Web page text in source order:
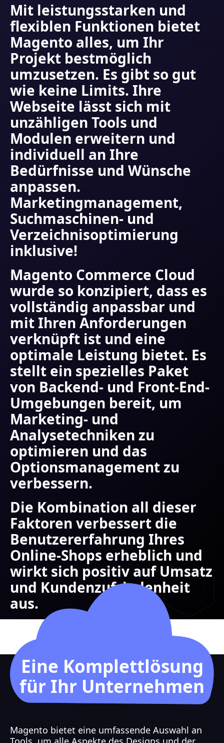
Mit leistungsstarken und
flexiblen Funktionen bietet
Magento alles, um Ihr
Projekt bestmöglich
umzusetzen. Es gibt so gut
wie keine Limits. Ihre
Webseite lässt sich mit
unzähligen Tools und
Modulen erweitern und
individuell an Ihre
Bedürfnisse und Wünsche
anpassen.
Marketingmanagement,
Suchmaschinen- und
Verzeichnisoptimierung
inklusive!
Magento Commerce Cloud
wurde so konzipiert, dass es
vollständig anpassbar und
mit Ihren Anforderungen
verknüpft ist und eine
optimale Leistung bietet. Es
stellt ein spezielles Paket
von Backend- und Front-End-
Umgebungen bereit, um
Marketing- und
Analysetechniken zu
optimieren und das
Optionsmanagement zu
verbessern.
Die Kombination all dieser
Faktoren verbessert die
Benutzererfahrung Ihres
Online-Shops erheblich und
wirkt sich positiv auf Umsatz
und Kundenzufriedenheit
aus.
Eine Komplettlösung
für Ihr Unternehmen
Magento bietet eine umfassende Auswahl an